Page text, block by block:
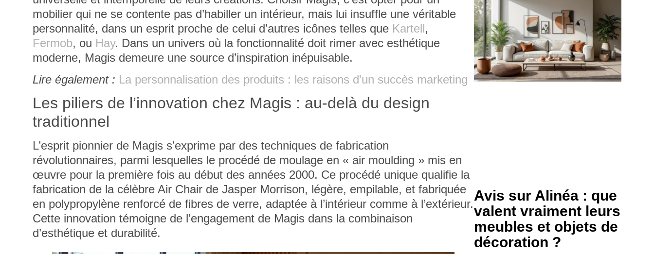
mobilier qui ne se contente pas d’habiller un intérieur, mais lui insuffle une véritable
personnalité, dans un esprit proche de celui d’autres icônes telles que Kartell,
Fermob, ou Hay. Dans un univers où la fonctionnalité doit rimer avec esthétique
moderne, Magis demeure une source d’inspiration inépuisable.
Lire également : La personnalisation des produits : les raisons d'un succès marketing
Les piliers de l’innovation chez Magis : au-delà du design
traditionnel
L’esprit pionnier de Magis s’exprime par des techniques de fabrication
révolutionnaires, parmi lesquelles le procédé de moulage en « air moulding » mis en
œuvre pour la première fois au début des années 2000. Ce procédé unique qualifie la
fabrication de la célèbre Air Chair de Jasper Morrison, légère, empilable, et fabriquée
en polypropylène renforcé de fibres de verre, adaptée à l’intérieur comme à l’extérieur.
Cette innovation témoigne de l’engagement de Magis dans la combinaison
d’esthétique et durabilité.
Avis sur Alinéa : que
valent vraiment leurs
meubles et objets de
décoration ?